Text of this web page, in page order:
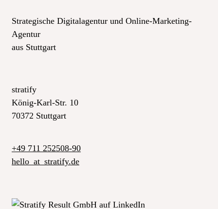
Strategische Digitalagentur und Online-Marketing-
Agentur
aus Stuttgart
stratify
König-Karl-Str. 10
70372 Stuttgart
+49 711 252508-90
hello _at_ stratify.de